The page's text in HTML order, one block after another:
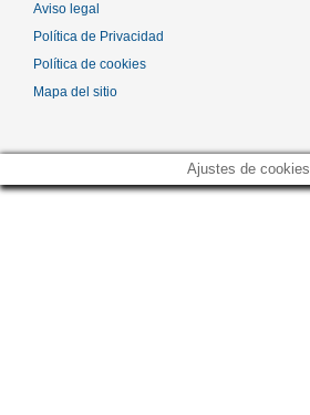
Aviso legal
Política de Privacidad
Política de cookies
Mapa del sitio
Ajustes de cookies